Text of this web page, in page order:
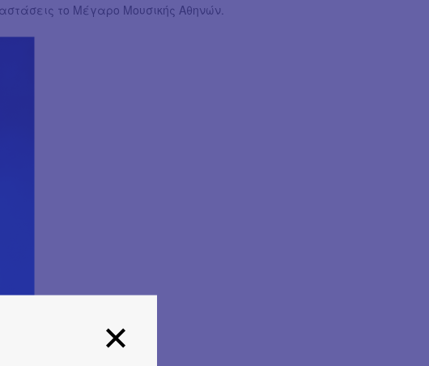
το Μέγαρο Μουσικής Αθηνών.